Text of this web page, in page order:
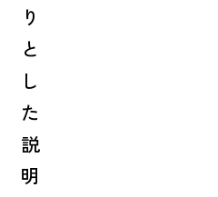
り
と
し
た
説
明